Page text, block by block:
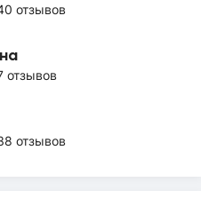
отзывов
отзывов
отзывов